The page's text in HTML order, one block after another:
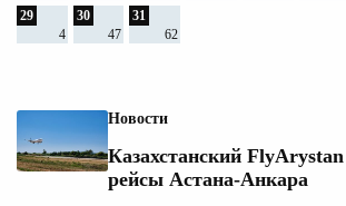
Новости
Казахстанский FlyArystan
рейсы Астана-Анкара
29
4
30
47
31
62